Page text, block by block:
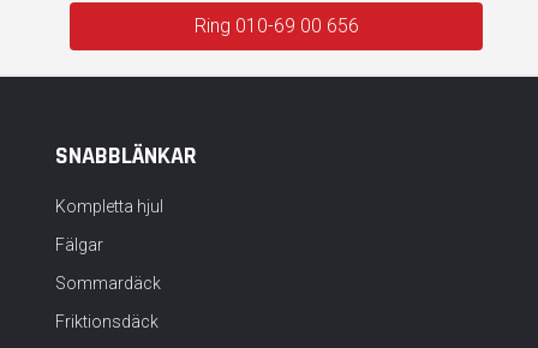
Ring 010-69 00 656
SNABBLÄNKAR
Kompletta hjul
Fälgar
Sommardäck
Friktionsdäck